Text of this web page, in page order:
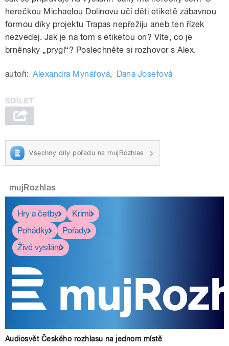
herečkou Michaelou Dolinovu učí děti etiketě zábavnou
formou díky projektu Trapas nepřežiju aneb ten řízek
nezvedej. Jak je na tom s etiketou on? Víte, co je
brněnsky „prygl“? Poslechněte si rozhovor s Alex.
autoři: Alexandra Mynářová, Dana Josefová
Všechny díly pořadu na mujRozhlas
mujRozhlas
Hry a četby
Krimi
Pohádky
Pořady
Živé vysílání
Audiosvět Českého rozhlasu na jednom místě